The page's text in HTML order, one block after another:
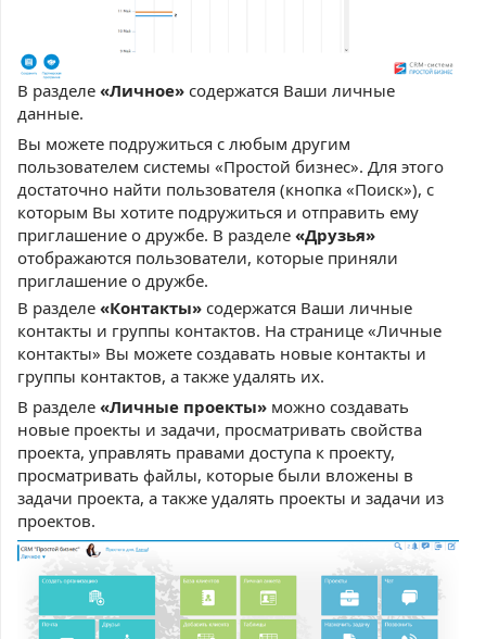
В разделе «Личное» содержатся Ваши личные
данные.
Вы можете подружиться с любым другим
пользователем системы «Простой бизнес». Для этого
достаточно найти пользователя (кнопка «Поиск»), с
которым Вы хотите подружиться и отправить ему
приглашение о дружбе. В разделе «Друзья»
отображаются пользователи, которые приняли
приглашение о дружбе.
В разделе «Контакты» содержатся Ваши личные
контакты и группы контактов. На странице «Личные
контакты» Вы можете создавать новые контакты и
группы контактов, а также удалять их.
В разделе «Личные проекты» можно создавать
новые проекты и задачи, просматривать свойства
проекта, управлять правами доступа к проекту,
просматривать файлы, которые были вложены в
задачи проекта, а также удалять проекты и задачи из
проектов.